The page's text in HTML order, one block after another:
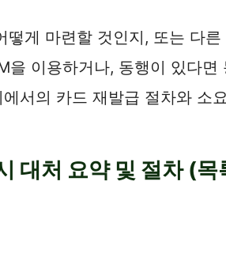
게 마련할 것인지, 또는 다
이용하거나, 동행이 있다
서의 카드 재발급 절차와 소
대처 요약 및 절차 (목